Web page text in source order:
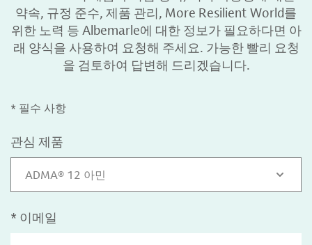
약속, 규정 준수, 제품 관리, More Resilient World를
위한 노력 등 Albemarle에 대한 정보가 필요하다면 아
래 양식을 사용하여 요청해 주세요. 가능한 빨리 요청
을 검토하여 답변해 드리겠습니다.
* 필수 사항
관심 제품
ADMA® 12 아민
* 이메일